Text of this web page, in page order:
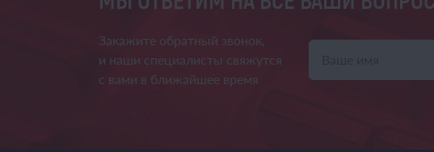
Закажите обратный звонок,
и наши специалисты свяжутся
с вами в ближайшее время